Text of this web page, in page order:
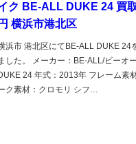
ク BE-ALL DUKE 24 買
円 横浜市港北区
浜市 港北区にてBE-ALL DUKE 24
した。 メーカー：BE-ALL/ビーオ
24 年式：2013年 フレーム素
ク素材：クロモリ シフ…